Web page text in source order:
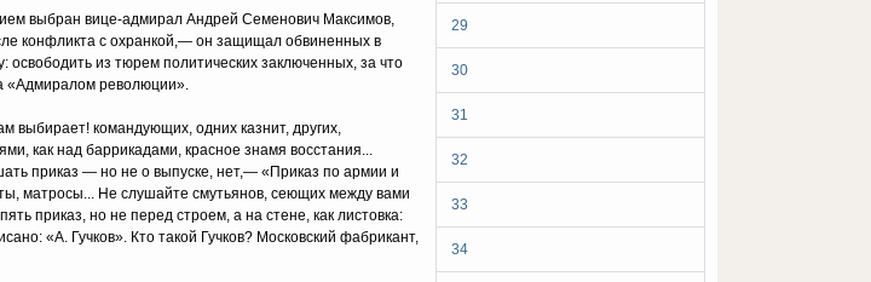
29
30
31
32
33
34
выбран вице-адмирал Андрей Семенович Максимов,
конфликта с охранкой,— он защищал обвиненных в
из тюрем политических заключенных, за что
«Адмиралом революции».
выбирает! командующих, одних казнит, других,
как над баррикадами, красное знамя восстания...
приказ — но не о выпуске, нет,— «Приказ по армии и
матросы... Не слушайте смутьянов, сеющих между вами
приказ, но не перед строем, а на стене, как листовка:
«А. Гучков». Кто такой Гучков? Московский фабрикант,